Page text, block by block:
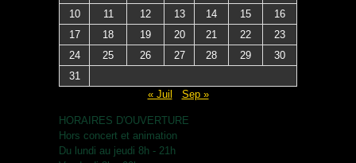
10
11 12 13 14 15
16
17
18 19 20 21 22
23
24
25 26 27 28 29
30
31
« Juil
Sep »
HORAIRES D'OUVERTURE
Hors concert et animation
Du lundi au jeudi 8h - 21h